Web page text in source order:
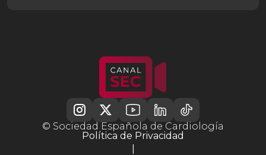
© Sociedad Española de Cardiología
Política de Privacidad
|